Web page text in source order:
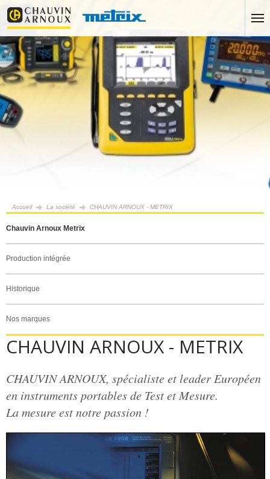
Accueil La société CHAUVIN ARNOUX - METRIX
Chauvin Arnoux Metrix
Production intégrée
Historique
Nos marques
CHAUVIN ARNOUX - METRIX
CHAUVIN ARNOUX, spécialiste et leader Européen
en instruments portables de Test et Mesure.
La mesure est notre passion !